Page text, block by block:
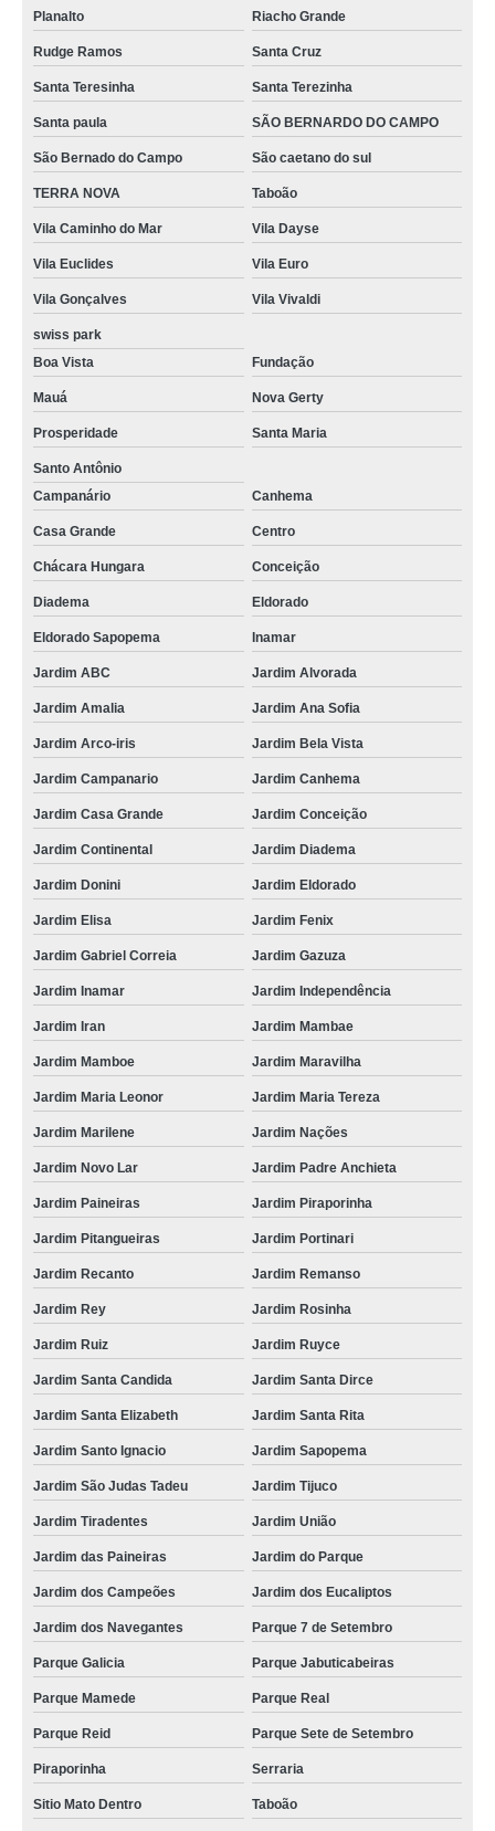
Planalto Riacho Grande
Rudge Ramos Santa Cruz
Santa Teresinha Santa Terezinha
Santa paula SÃO BERNARDO DO CAMPO
São Bernado do Campo São caetano do sul
TERRA NOVA Taboão
Vila Caminho do Mar Vila Dayse
Vila Euclides Vila Euro
Vila Gonçalves Vila Vivaldi
swiss park
Boa Vista
Fundação
Mauá Nova Gerty
Prosperidade Santa Maria
Santo Antônio
Campanário
Canhema
Casa Grande Centro
Chácara Hungara Conceição
Diadema Eldorado
Eldorado Sapopema Inamar
Jardim ABC Jardim Alvorada
Jardim Amalia Jardim Ana Sofia
Jardim Arco-iris Jardim Bela Vista
Jardim Campanario Jardim Canhema
Jardim Casa Grande Jardim Conceição
Jardim Continental Jardim Diadema
Jardim Donini Jardim Eldorado
Jardim Elisa Jardim Fenix
Jardim Gabriel Correia Jardim Gazuza
Jardim Inamar Jardim Independência
Jardim Iran Jardim Mambae
Jardim Mamboe Jardim Maravilha
Jardim Maria Leonor Jardim Maria Tereza
Jardim Marilene Jardim Nações
Jardim Novo Lar Jardim Padre Anchieta
Jardim Paineiras Jardim Piraporinha
Jardim Pitangueiras Jardim Portinari
Jardim Recanto Jardim Remanso
Jardim Rey Jardim Rosinha
Jardim Ruiz Jardim Ruyce
Jardim Santa Candida Jardim Santa Dirce
Jardim Santa Elizabeth Jardim Santa Rita
Jardim Santo Ignacio Jardim Sapopema
Jardim São Judas Tadeu Jardim Tijuco
Jardim Tiradentes Jardim União
Jardim das Paineiras Jardim do Parque
Jardim dos Campeões Jardim dos Eucaliptos
Jardim dos Navegantes Parque 7 de Setembro
Parque Galicia Parque Jabuticabeiras
Parque Mamede Parque Real
Parque Reid Parque Sete de Setembro
Piraporinha Serraria
Sitio Mato Dentro Taboão